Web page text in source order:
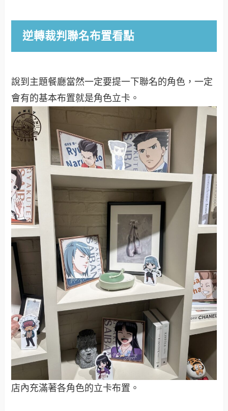
逆轉裁判聯名布置看點
說到主題餐廳當然一定要提一下聯名的角色，一定
會有的基本布置就是角色立卡。
店內充滿著各角色的立卡布置。